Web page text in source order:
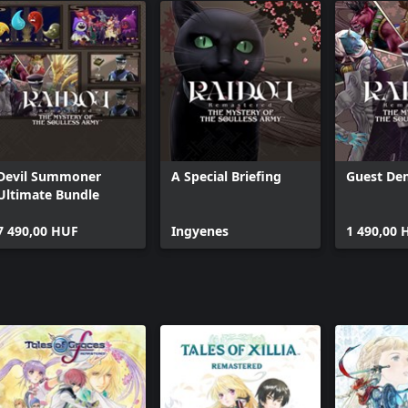
Summoner
Bundle
490,00 HUF
A Special Briefing
Ingyenes
Guest
1 490,00